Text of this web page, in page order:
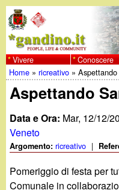
al
contenuto
principale
w
w
w
.
Vivere Conoscere
Tu
sei
qui
Home »ricreativo »
Aspettando
Data e Ora: Mar, 12/12/
Veneto
Argomento:ricreativo |
Pomeriggio di festa per
Comunale in